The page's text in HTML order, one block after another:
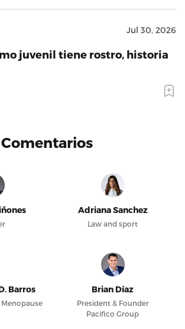
Jul 30, 2026
juvenil tiene rostro, historia
Adriana Sanchez
Law and sport
Barros Brian Díaz
President & Founder
Pacifico Group